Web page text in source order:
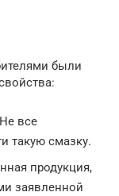
были
все
такую смазку.
продукция,
заявленной